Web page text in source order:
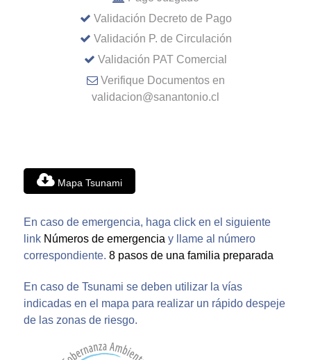
Validación Decreto de Pago
Validación P. de Circulación
Validación PAT Comercial
Verifique Documentos en
validacion@sanantonio.cl
Mapa Tsunami
En caso de emergencia, haga click en el siguiente
link Números de emergencia y llame al número
correspondiente. 8 pasos de una familia preparada
En caso de Tsunami se deben utilizar la vías
indicadas en el mapa para realizar un rápido despeje
de las zonas de riesgo.